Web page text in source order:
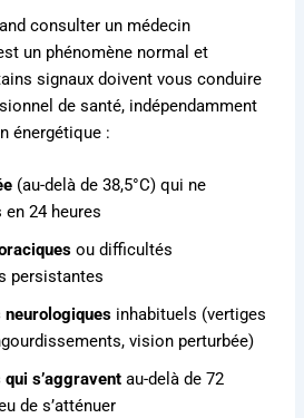
consulter un médecin
un phénomène normal et
signaux doivent vous conduire
de santé, indépendamment
énergétique :
(au-delà de 38,5°C) qui ne
24 heures
ou difficultés
persistantes
neurologiques inhabituels (vertiges
vision perturbée)
s’aggravent au-delà de 72
de s’atténuer